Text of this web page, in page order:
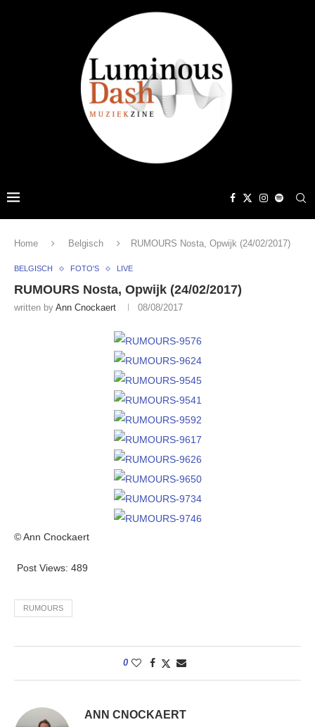
Home Belgisch RUMOURS Nosta, Opwijk (24/02/2017)
BELGISCH FOTO'S LIVE
RUMOURS Nosta, Opwijk (24/02/2017)
written by Ann Cnockaert 08/08/2017
© Ann Cnockaert
Post Views: 489
RUMOURS
0
ANN CNOCKAERT